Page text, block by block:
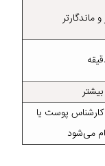
ماندگارتر
پوست یا
می‌شود